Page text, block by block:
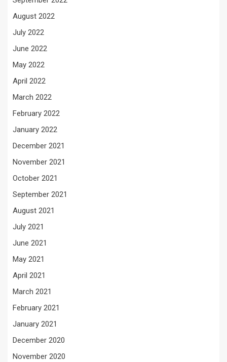
August 2022
July 2022
June 2022
May 2022
April 2022
March 2022
February 2022
January 2022
December 2021
November 2021
October 2021
September 2021
August 2021
July 2021
June 2021
May 2021
April 2021
March 2021
February 2021
January 2021
December 2020
November 2020